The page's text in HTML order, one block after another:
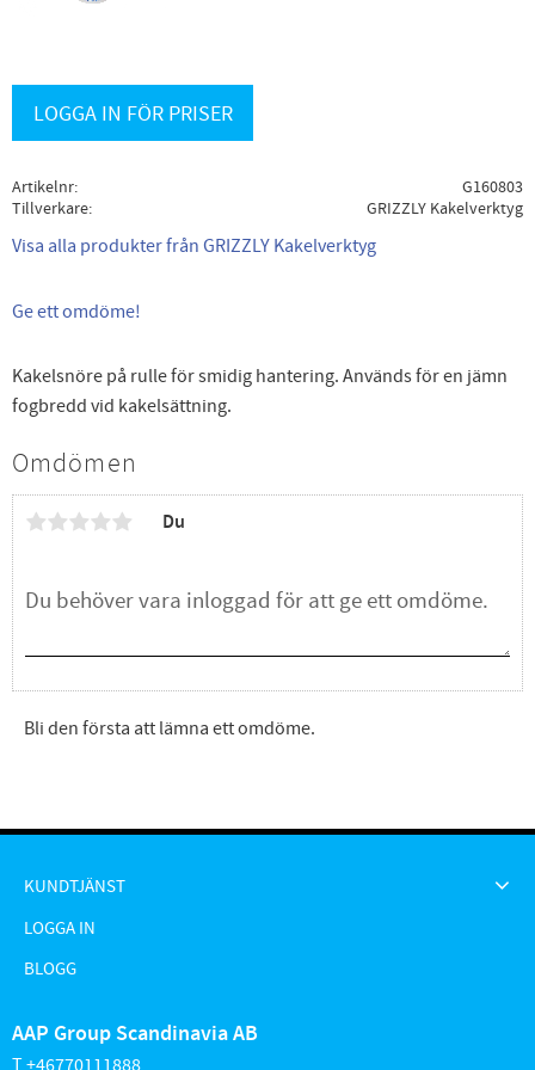
LOGGA IN FÖR PRISER
Artikelnr
G160803
Tillverkare
GRIZZLY Kakelverktyg
Visa alla produkter från GRIZZLY Kakelverktyg
Ge ett omdöme!
Kakelsnöre på rulle för smidig hantering. Används för en jämn
fogbredd vid kakelsättning.
Omdömen
Du
Bli den första att lämna ett omdöme.
KUNDTJÄNST
LOGGA IN
BLOGG
AAP Group Scandinavia AB